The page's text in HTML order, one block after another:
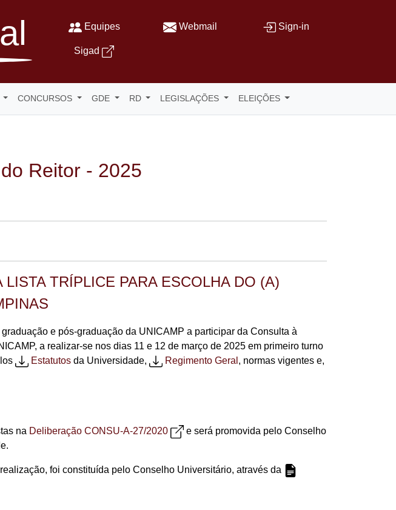
Equipes Webmail Sign-in
Sigad
CONCURSOS GDE RD LEGISLAÇÕES ELEIÇÕES
Reitor - 2025
TRÍPLICE PARA ESCOLHA DO (A)
e pós-graduação da UNICAMP a participar da Consulta à
a realizar-se nos dias 11 e 12 de março de 2025 em primeiro turno
Estatutos da Universidade, Regimento Geral , normas vigentes e,
na Deliberação CONSU-A-27/2020
e será promovida pelo Conselho
foi constituída pelo Conselho Universitário, através da